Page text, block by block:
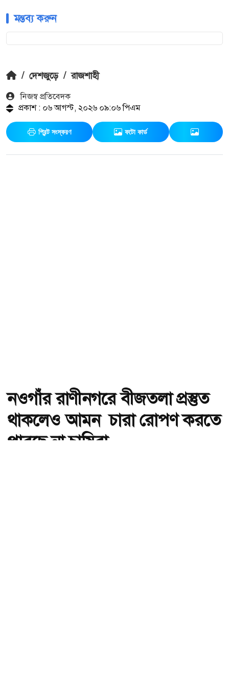
মন্তব্য করুন
/ দেশজুড়ে / রাজশাহী
নিজস্ব প্রতিবেদক
প্রকাশ : ০৬ আগস্ট, ২০২৬ ০৯:০৬ পিএম
প্রিন্ট সংস্করণ ফটো কার্ড
নওগাঁর রাণীনগরে বীজতলা প্রস্তুত
থাকলেও আমন চারা রোপণ করতে
পারছে না চাষিরা